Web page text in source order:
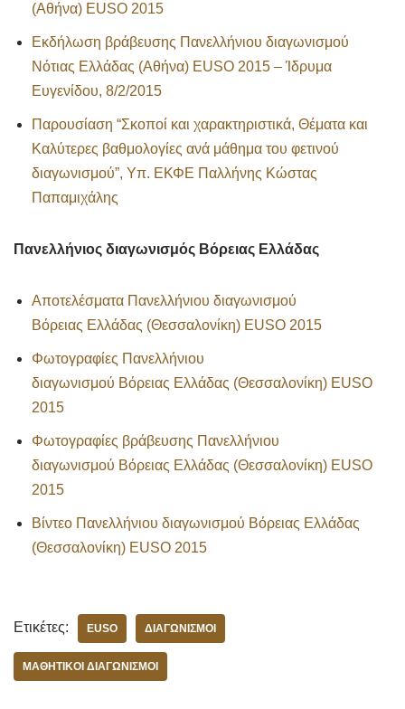
(Αθήνα) EUSO 2015
Εκδήλωση βράβευσης Πανελλήνιου διαγωνισμού
Νότιας Ελλάδας (Αθήνα) EUSO 2015 – Ίδρυμα
Ευγενίδου, 8/2/2015
Παρουσίαση “Σκοποί και χαρακτηριστικά, Θέματα και
Καλύτερες βαθμολογίες ανά μάθημα του φετινού
διαγωνισμού”, Υπ. ΕΚΦΕ Παλλήνης Κώστας
Παπαμιχάλης
Πανελλήνιος διαγωνισμός Βόρειας Ελλάδας
Αποτελέσματα Πανελλήνιου διαγωνισμού
Βόρειας Ελλάδας (Θεσσαλονίκη) EUSO 2015
Φωτογραφίες Πανελλήνιου
διαγωνισμού Βόρειας Ελλάδας (Θεσσαλονίκη) EUSO
2015
Φωτογραφίες βράβευσης Πανελλήνιου
διαγωνισμού Βόρειας Ελλάδας (Θεσσαλονίκη) EUSO
2015
Βίντεο Πανελλήνιου διαγωνισμού Βόρειας Ελλάδας
(Θεσσαλονίκη) EUSO 2015
Ετικέτες: EUSO ΔΙΑΓΩΝΙΣΜΟΊ
ΜΑΘΗΤΙΚOΊ ΔΙΑΓΩΝΙΣΜΟΊ